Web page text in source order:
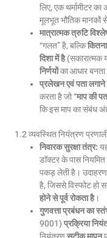
लिए, एक थर्मामीटर
मूलभूत भौतिक मानकों
मात्रात्मक त्रुटि
“गलत” है, बल्कि
दिशा में है(सकारात्मक
निर्णयोंका आधार बनता
प्रलेखन एवं पता लगाने
करता है जो “माप की
कि इस माप का संबंध
1.2 व्यवस्थित नियंत्रण
निवारक सुरक्षा तंत्र:
डॉक्टर के पास
पकड़ लेती है।
है, जिससे विस्फोट हो
होने से पूर्व रोकता है।
गुणवत्ता प्रबंधन का
9001) प्रक्रिया